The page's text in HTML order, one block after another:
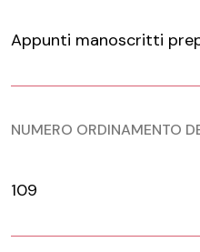
Appunti manoscritti
NUMERO ORDINAMENTO
109